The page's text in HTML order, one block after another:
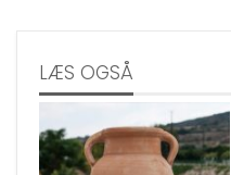
LÆS OGSÅ